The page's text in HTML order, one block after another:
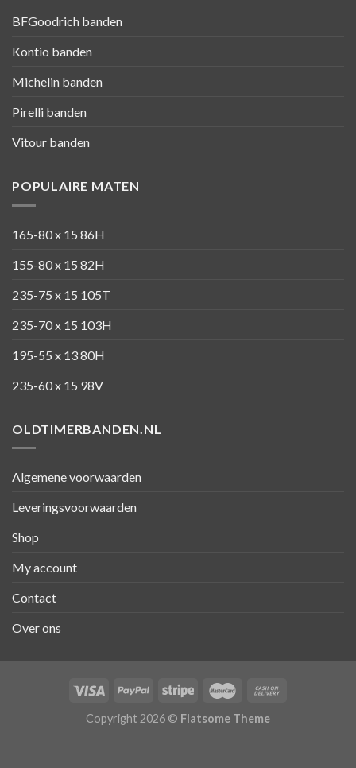
BFGoodrich banden
Kontio banden
Michelin banden
Pirelli banden
Vitour banden
POPULAIRE MATEN
165-80 x 15 86H
155-80 x 15 82H
235-75 x 15 105T
235-70 x 15 103H
195-55 x 13 80H
235-60 x 15 98V
OLDTIMERBANDEN.NL
Algemene voorwaarden
Leveringsvoorwaarden
Shop
My account
Contact
Over ons
Copyright 2026 © Flatsome Theme